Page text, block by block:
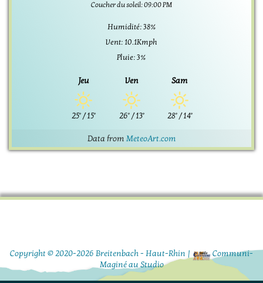
Coucher du soleil: 09:00 PM
Humidité: 38%
Vent: 10.1Kmph
Pluie: 3%
Jeu
25° / 15°
Ven
26° / 13°
Sam
28° / 14°
Data from MeteoArt.com
Copyright © 2020-2026 Breitenbach - Haut-Rhin |
Communi-
Maginé au Studio